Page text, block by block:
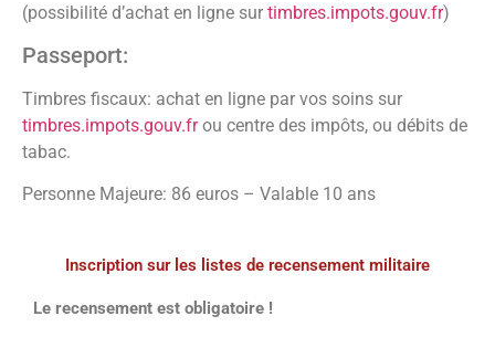
(possibilité d’achat en ligne sur timbres.impots.gouv.fr)
Passeport:
Timbres fiscaux: achat en ligne par vos soins sur
timbres.impots.gouv.frou centre des impôts, ou débits de
tabac.
Personne Majeure: 86 euros – Valable 10 ans
Inscription sur les listes de recensement militaire
Le recensement est obligatoire !